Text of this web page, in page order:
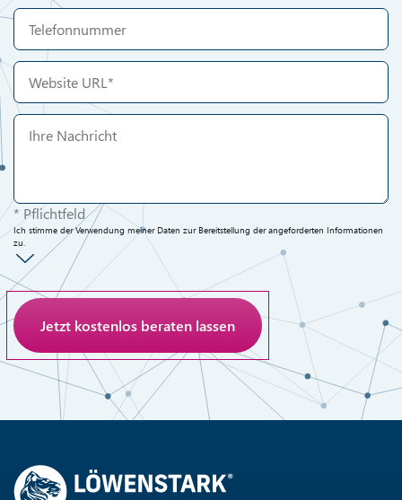
* Pflichtfeld
Ich stimme der Verwendung meiner Daten zur Bereitstellung der angeforderten Informationen
zu.
Anti-Roboter-Verifizierung
Hier klicken